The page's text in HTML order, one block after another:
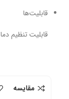
قابلیت‌ها
قابلیت تنظیم دما
مقایسه